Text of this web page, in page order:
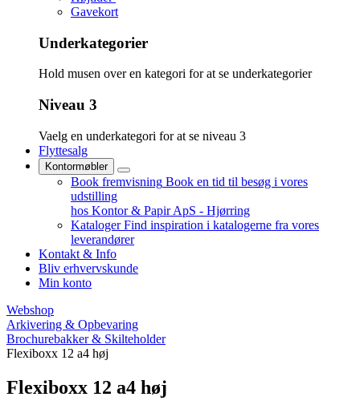
Gavekort
Underkategorier
Hold musen over en kategori for at se underkategorier
Niveau 3
Vaelg en underkategori for at se niveau 3
Flyttesalg
Kontormøbler
Book fremvisning Book en tid til besøg i vores
udstilling
hos Kontor & Papir ApS - Hjørring
Kataloger Find inspiration i katalogerne fra vores
leverandører
Kontakt & Info
Bliv erhvervskunde
Min konto
Webshop
Arkivering & Opbevaring
Brochurebakker & Skilteholder
Flexiboxx 12 a4 høj
Flexiboxx 12 a4 høj